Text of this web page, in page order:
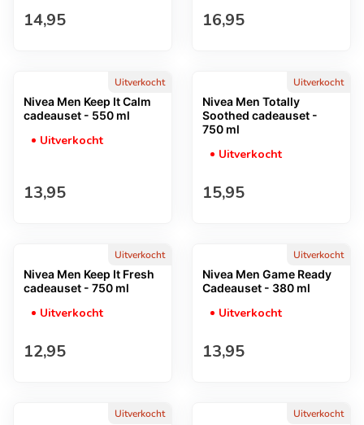
Normale prijs
14,95 Normale prijs
16,95
Uitverkocht
Nivea Men Keep It Calm
cadeauset - 550 ml
Uitverkocht
Normale prijs
13,95
Uitverkocht
Nivea Men Totally
Soothed cadeauset -
750 ml
Uitverkocht
Normale prijs
15,95
Uitverkocht
Nivea Men Keep It Fresh
cadeauset - 750 ml
Uitverkocht
Normale prijs
12,95
Uitverkocht
Nivea Men Game Ready
Cadeauset - 380 ml
Uitverkocht
Normale prijs
13,95
Uitverkocht Uitverkocht